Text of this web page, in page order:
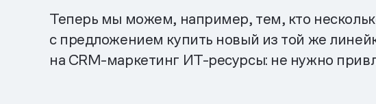
Теперь мы можем, например, тем, кто
с предложением купить новый из той же
на CRM-маркетинг ИТ-ресурсы: не нужно